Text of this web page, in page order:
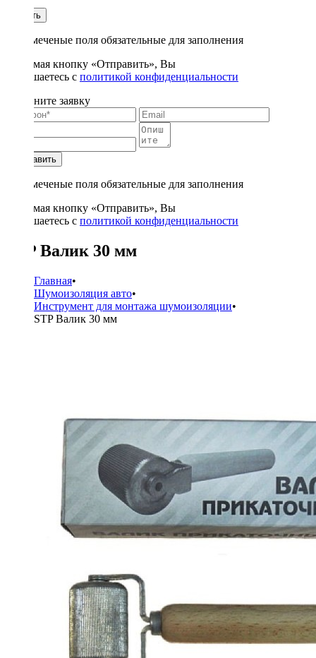
Купить
* - отмеченые поля обязательные для заполнения
Нажимая кнопку «Отправить», Вы
соглашаетесь с политикой конфиденциальности
Заполните заявку
Отправить
* - отмеченые поля обязательные для заполнения
Нажимая кнопку «Отправить», Вы
соглашаетесь с политикой конфиденциальности
STP Валик 30 мм
Главная•
Шумоизоляция авто•
Инструмент для монтажа шумоизоляции•
STP Валик 30 мм